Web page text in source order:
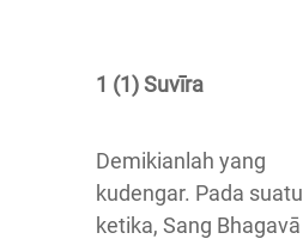
1 (1) Suvīra
Demikianlah yang
kudengar. Pada suatu
ketika, Sang Bhagavā